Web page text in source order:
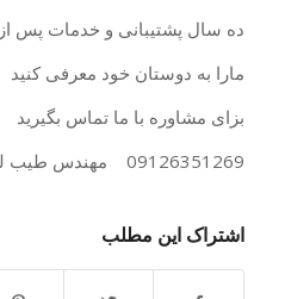
ده سال پشتیبانی و خدمات پس
مارا به دوستان خود معرفی کنید
بزای مشاوره با ما تماس بگیرید
09126351269 مهندس طیب لی
اشتراک این مطلب